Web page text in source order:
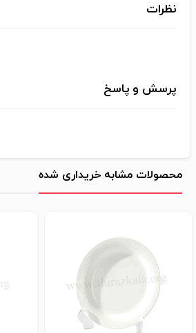
نظرات
پرسش و پاسخ
محصولات مشابه خریداری شده